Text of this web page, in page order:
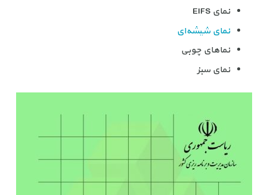
نمای EIFS
نمای شیشه‌ای
نماهای چوبی
نمای سبز